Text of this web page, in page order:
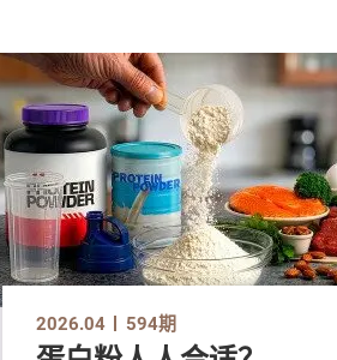
2026.04 594期